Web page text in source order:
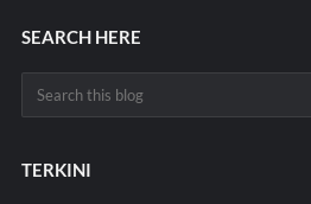
SEARCH HERE
TERKINI